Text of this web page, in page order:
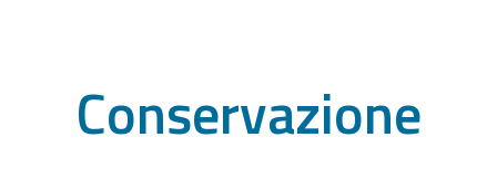
Conservazione